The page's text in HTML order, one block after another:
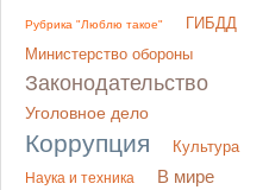
Рубрика "Люблю такое"
ГИБДД
Министерство обороны
Законодательство
Уголовное дело
Коррупция Культура
Наука и техника В мире